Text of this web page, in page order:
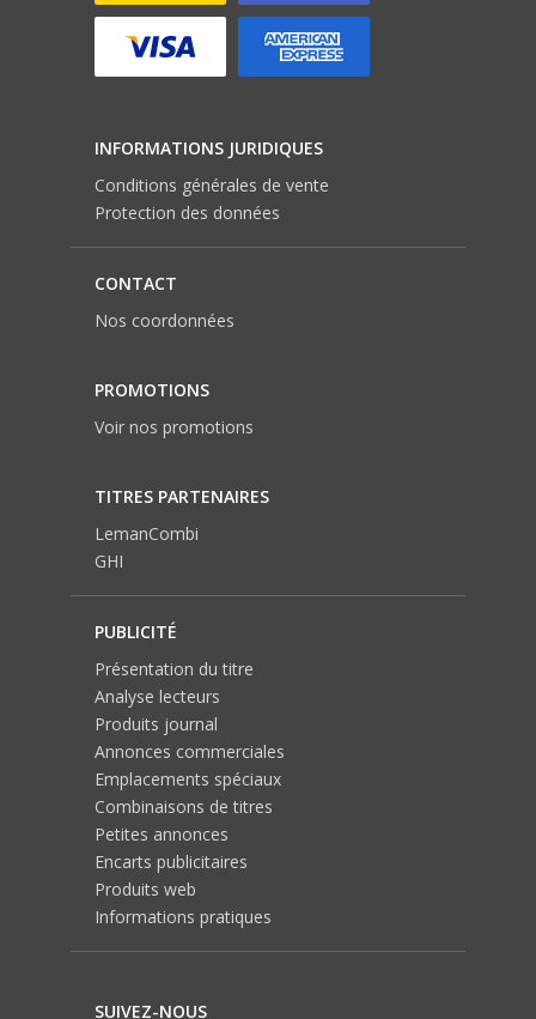
INFORMATIONS JURIDIQUES
Conditions générales de vente
Protection des données
CONTACT
Nos coordonnées
PROMOTIONS
Voir nos promotions
TITRES PARTENAIRES
LemanCombi
GHI
PUBLICITÉ
Présentation du titre
Analyse lecteurs
Produits journal
Annonces commerciales
Emplacements spéciaux
Combinaisons de titres
Petites annonces
Encarts publicitaires
Produits web
Informations pratiques
SUIVEZ-NOUS